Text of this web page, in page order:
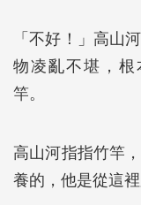
「不好！」高山
物凌亂不堪，
竿。
高山河指指竹竿
養的，他是從這